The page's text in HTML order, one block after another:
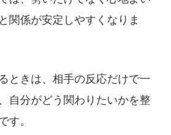
関係が安定しやすくなりま
ときは、相手の反応だけで一
自分がどう関わりたいかを整
す。